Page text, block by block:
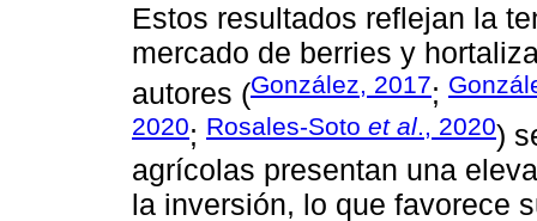
Estos resultados reflejan la
mercado de berries y
autores (González, 2017;
2020; Rosales-Soto et al ., 2020)
agrícolas presentan una
la inversión, lo que favorece